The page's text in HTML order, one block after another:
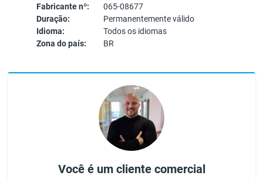
Fabricante nº:
065-08677
Duração:
Permanentemente válido
Idioma:
Todos os idiomas
Zona do país:
BR
Você é um cliente comercial